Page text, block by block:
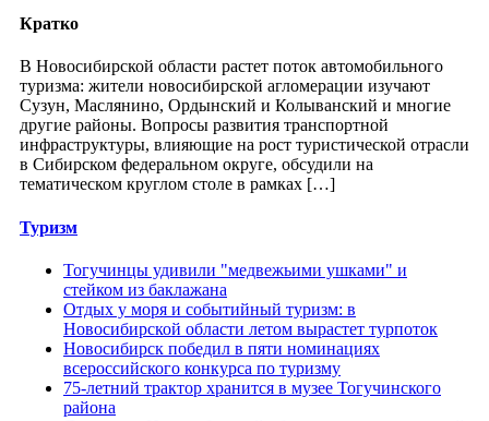
Кратко
В Новосибирской области растет поток автомобильного
туризма: жители новосибирской агломерации изучают
Сузун, Маслянино, Ордынский и Колыванский и многие
другие районы. Вопросы развития транспортной
инфраструктуры, влияющие на рост туристической отрасли
в Сибирском федеральном округе, обсудили на
тематическом круглом столе в рамках […]
Туризм
Тогучинцы удивили "медвежьими ушками" и
стейком из баклажана
Отдых у моря и событийный туризм: в
Новосибирской области летом вырастет турпоток
Новосибирск победил в пяти номинациях
всероссийского конкурса по туризму
75-летний трактор хранится в музее Тогучинского
района